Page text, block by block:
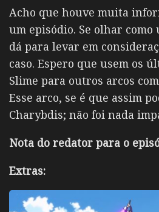
Acho que houve muita
um episódio. Se olhar como
dá para levar em
caso. Espero que usem os
Slime para outros arcos
Esse arco, se é que assim
Charybdis; não foi nada
Nota do redator para o
Extras: